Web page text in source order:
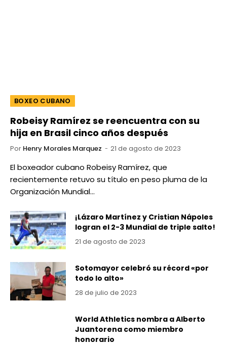
BOXEO CUBANO
Robeisy Ramírez se reencuentra con su
hija en Brasil cinco años después
Por Henry Morales Marquez 21 de agosto de 2023
El boxeador cubano Robeisy Ramírez, que
recientemente retuvo su título en peso pluma de la
Organización Mundial…
¡Lázaro Martínez y Cristian Nápoles
logran el 2-3 Mundial de triple salto!
21 de agosto de 2023
Sotomayor celebró su récord «por
todo lo alto»
28 de julio de 2023
World Athletics nombra a Alberto
Juantorena como miembro
honorario